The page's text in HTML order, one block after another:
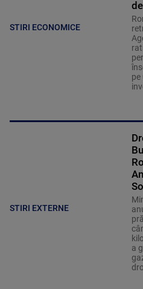
STIRI ECONOMICE
STIRI EXTERNE
a